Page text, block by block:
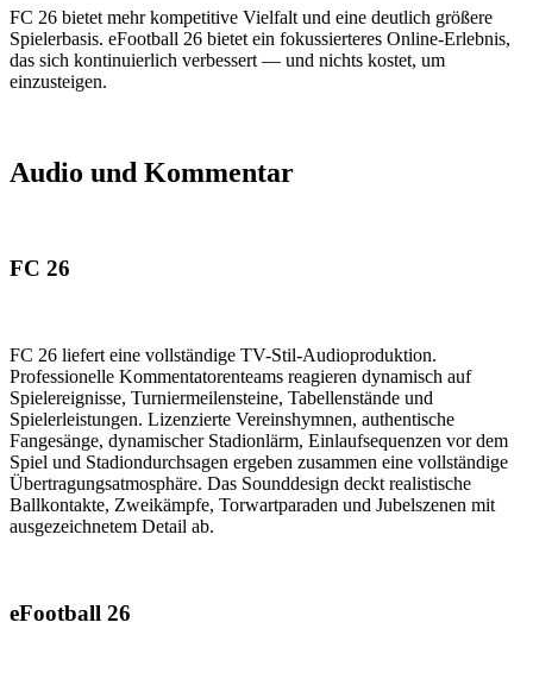
FC 26 bietet mehr kompetitive Vielfalt und eine deutlich größere
Spielerbasis. eFootball 26 bietet ein fokussierteres Online-Erlebnis,
das sich kontinuierlich verbessert — und nichts kostet, um
einzusteigen.
Audio und Kommentar
FC 26
FC 26 liefert eine vollständige TV-Stil-Audioproduktion.
Professionelle Kommentatorenteams reagieren dynamisch auf
Spielereignisse, Turniermeilensteine, Tabellenstände und
Spielerleistungen. Lizenzierte Vereinshymnen, authentische
Fangesänge, dynamischer Stadionlärm, Einlaufsequenzen vor dem
Spiel und Stadiondurchsagen ergeben zusammen eine vollständige
Übertragungsatmosphäre. Das Sounddesign deckt realistische
Ballkontakte, Zweikämpfe, Torwartparaden und Jubelszenen mit
ausgezeichnetem Detail ab.
eFootball 26